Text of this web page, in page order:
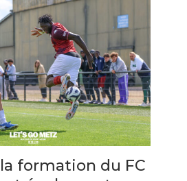
la formation du FC